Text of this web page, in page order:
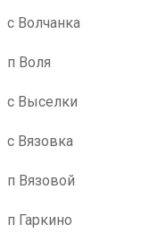
с Волчанка
п Воля
с Выселки
с Вязовка
п Вязовой
п Гаркино